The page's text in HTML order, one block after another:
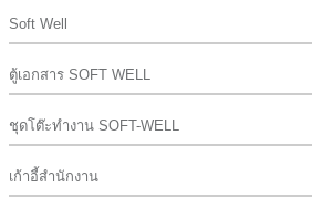
Soft Well
ตู้เอกสาร SOFT WELL
ชุดโต๊ะทำงาน SOFT-WELL
เก้าอี้สำนักงาน